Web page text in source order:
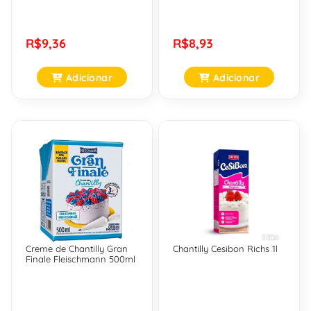
R$9,36
Adicionar
R$8,93
Adicionar
Creme de Chantilly Gran
Finale Fleischmann 500ml
Chantilly Cesibon Richs 1l